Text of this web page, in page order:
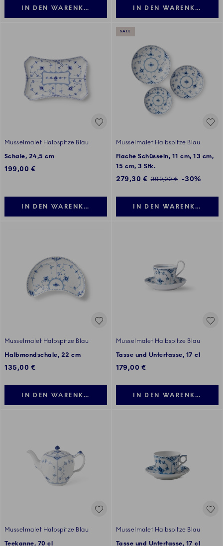
IN DEN WARENKORB LEGEN IN DEN WARENKORB
Musselmalet Halbspitze Blau
Schale, 24,5 cm
199,00 €
IN DEN WARENKORB LEGEN
SALE
Musselmalet Halbspitze Blau
Flache Schüsseln, 11 cm, 13 cm,
15 cm, 3 Stk.
Reduzierter Preis:
279,30 € Normaler Preis:
399,00 € -30%
IN DEN WARENKORB
Musselmalet Halbspitze Blau
Halbmondschale, 22 cm
135,00 €
IN DEN WARENKORB LEGEN
Musselmalet Halbspitze Blau
Tasse und Untertasse, 17 cl
179,00 €
IN DEN WARENKORB
Musselmalet Halbspitze Blau
Teekanne, 70 cl
Musselmalet Halbspitze Blau
Tasse und Untertasse, 17 cl